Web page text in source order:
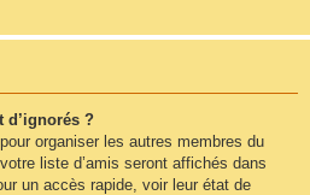
d’ignorés ?
organiser les autres membres du
liste d’amis seront affichés dans
un accès rapide, voir leur état de